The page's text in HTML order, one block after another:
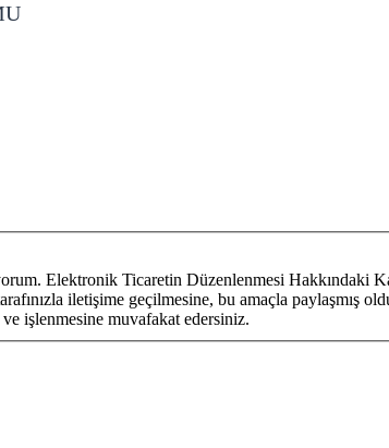
Elektronik Ticaretin Düzenlenmesi Hakkındaki
iletişime geçilmesine, bu amaçla
işlenmesine muvafakat edersiniz.